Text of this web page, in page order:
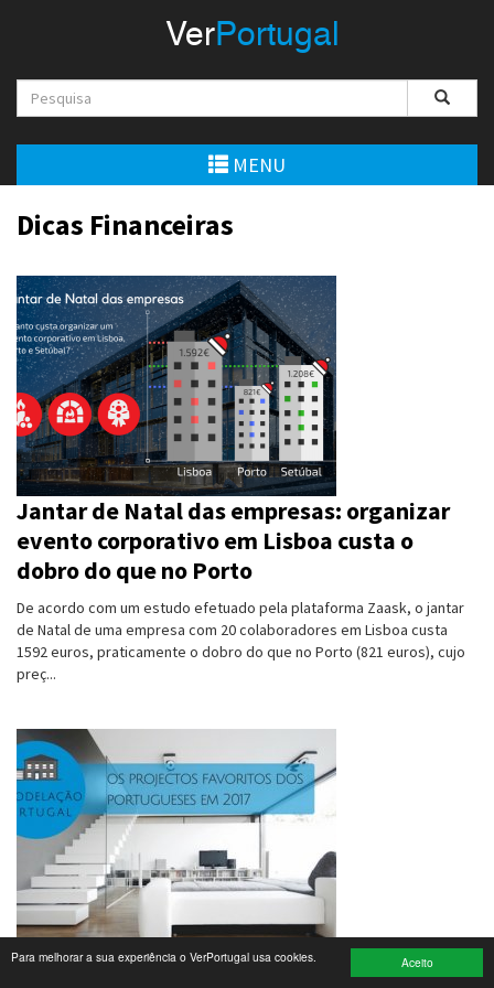
Aceito
Para melhorar a sua experiência o VerPortugal usa cookies.
Empreendedorismo
Construção e Imobiliário
Cultura e Educação
Economia
Gastronomia
Telecomunicações
Turismo e Lazer
Desporto
Electrónica e Informática
Saúde
Banca e Seguros
Moda e Design
Ciência e Investigação
Cinema
Multimédia
Sugestões
VerPortugal
MENU
Dicas Financeiras
Jantar de Natal das empresas: organizar
evento corporativo em Lisboa custa o
dobro do que no Porto
De acordo com um estudo efetuado pela plataforma Zaask, o jantar
de Natal de uma empresa com 20 colaboradores em Lisboa custa
1592 euros, praticamente o dobro do que no Porto (821 euros), cujo
preç...
Guia para renovar a casa: os projectos